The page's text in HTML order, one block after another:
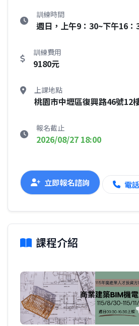
訓練時間
週日，上午9：30~下午16：
訓練費用
9180元
上課地點
桃園市中壢區復興路46號12
報名截止
2026/08/27 18:00
立即報名諮詢 電
課程介紹